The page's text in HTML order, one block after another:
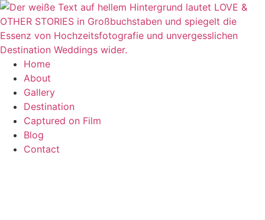
Zum
Inhalt
springen
Home
About
Gallery
Destination
Captured on Film
Blog
Contact